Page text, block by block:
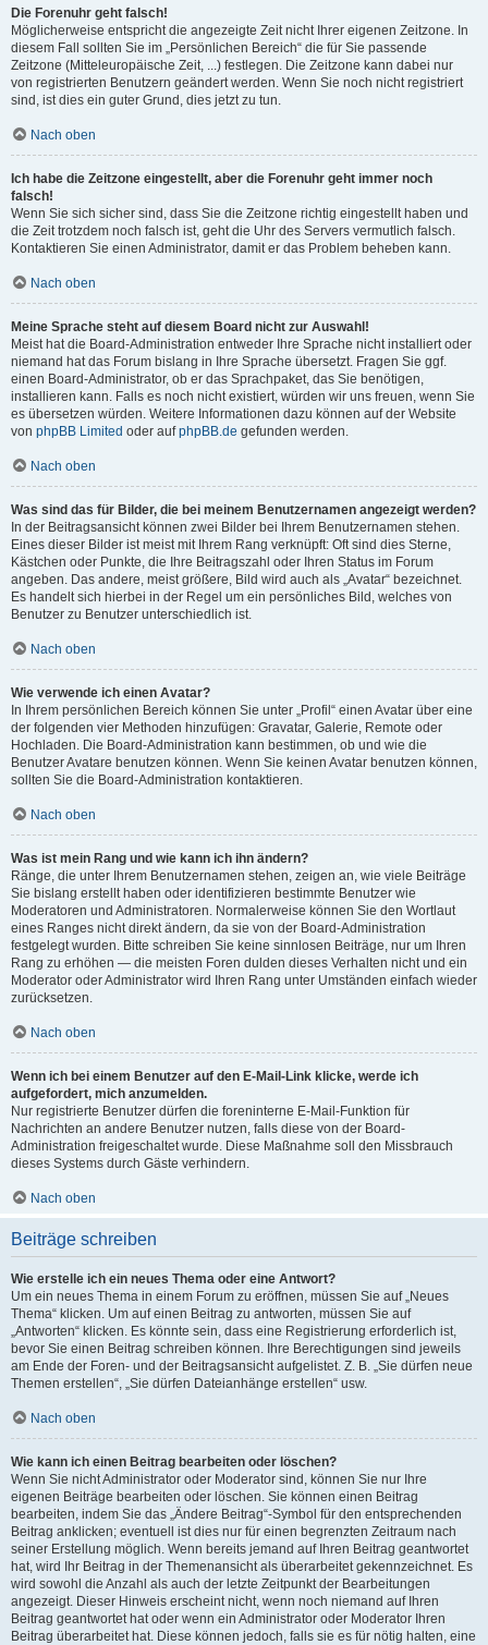
Die Forenuhr geht falsch!
Möglicherweise entspricht die angezeigte Zeit nicht Ihrer eigenen Zeitzone. In
diesem Fall sollten Sie im „Persönlichen Bereich“ die für Sie passende
Zeitzone (Mitteleuropäische Zeit, ...) festlegen. Die Zeitzone kann dabei nur
von registrierten Benutzern geändert werden. Wenn Sie noch nicht registriert
sind, ist dies ein guter Grund, dies jetzt zu tun.
Nach oben
Ich habe die Zeitzone eingestellt, aber die Forenuhr geht immer noch
falsch!
Wenn Sie sich sicher sind, dass Sie die Zeitzone richtig eingestellt haben und
die Zeit trotzdem noch falsch ist, geht die Uhr des Servers vermutlich falsch.
Kontaktieren Sie einen Administrator, damit er das Problem beheben kann.
Nach oben
Meine Sprache steht auf diesem Board nicht zur Auswahl!
Meist hat die Board-Administration entweder Ihre Sprache nicht installiert oder
niemand hat das Forum bislang in Ihre Sprache übersetzt. Fragen Sie ggf.
einen Board-Administrator, ob er das Sprachpaket, das Sie benötigen,
installieren kann. Falls es noch nicht existiert, würden wir uns freuen, wenn Sie
es übersetzen würden. Weitere Informationen dazu können auf der Website
von phpBB Limited oder aufphpBB.de gefunden werden.
Nach oben
Was sind das für Bilder, die bei meinem Benutzernamen angezeigt werden?
In der Beitragsansicht können zwei Bilder bei Ihrem Benutzernamen stehen.
Eines dieser Bilder ist meist mit Ihrem Rang verknüpft: Oft sind dies Sterne,
Kästchen oder Punkte, die Ihre Beitragszahl oder Ihren Status im Forum
angeben. Das andere, meist größere, Bild wird auch als „Avatar“ bezeichnet.
Es handelt sich hierbei in der Regel um ein persönliches Bild, welches von
Benutzer zu Benutzer unterschiedlich ist.
Nach oben
Wie verwende ich einen Avatar?
In Ihrem persönlichen Bereich können Sie unter „Profil“ einen Avatar über eine
der folgenden vier Methoden hinzufügen: Gravatar, Galerie, Remote oder
Hochladen. Die Board-Administration kann bestimmen, ob und wie die
Benutzer Avatare benutzen können. Wenn Sie keinen Avatar benutzen können,
sollten Sie die Board-Administration kontaktieren.
Nach oben
Was ist mein Rang und wie kann ich ihn ändern?
Ränge, die unter Ihrem Benutzernamen stehen, zeigen an, wie viele Beiträge
Sie bislang erstellt haben oder identifizieren bestimmte Benutzer wie
Moderatoren und Administratoren. Normalerweise können Sie den Wortlaut
eines Ranges nicht direkt ändern, da sie von der Board-Administration
festgelegt wurden. Bitte schreiben Sie keine sinnlosen Beiträge, nur um Ihren
Rang zu erhöhen — die meisten Foren dulden dieses Verhalten nicht und ein
Moderator oder Administrator wird Ihren Rang unter Umständen einfach wieder
zurücksetzen.
Nach oben
Wenn ich bei einem Benutzer auf den E-Mail-Link klicke, werde ich
aufgefordert, mich anzumelden.
Nur registrierte Benutzer dürfen die foreninterne E-Mail-Funktion für
Nachrichten an andere Benutzer nutzen, falls diese von der Board-
Administration freigeschaltet wurde. Diese Maßnahme soll den Missbrauch
dieses Systems durch Gäste verhindern.
Nach oben
Beiträge schreiben
Wie erstelle ich ein neues Thema oder eine Antwort?
Um ein neues Thema in einem Forum zu eröffnen, müssen Sie auf „Neues
Thema“ klicken. Um auf einen Beitrag zu antworten, müssen Sie auf
„Antworten“ klicken. Es könnte sein, dass eine Registrierung erforderlich ist,
bevor Sie einen Beitrag schreiben können. Ihre Berechtigungen sind jeweils
am Ende der Foren- und der Beitragsansicht aufgelistet. Z. B. „Sie dürfen neue
Themen erstellen“, „Sie dürfen Dateianhänge erstellen“ usw.
Nach oben
Wie kann ich einen Beitrag bearbeiten oder löschen?
Wenn Sie nicht Administrator oder Moderator sind, können Sie nur Ihre
eigenen Beiträge bearbeiten oder löschen. Sie können einen Beitrag
bearbeiten, indem Sie das „Ändere Beitrag“-Symbol für den entsprechenden
Beitrag anklicken; eventuell ist dies nur für einen begrenzten Zeitraum nach
seiner Erstellung möglich. Wenn bereits jemand auf Ihren Beitrag geantwortet
hat, wird Ihr Beitrag in der Themenansicht als überarbeitet gekennzeichnet. Es
wird sowohl die Anzahl als auch der letzte Zeitpunkt der Bearbeitungen
angezeigt. Dieser Hinweis erscheint nicht, wenn noch niemand auf Ihren
Beitrag geantwortet hat oder wenn ein Administrator oder Moderator Ihren
Beitrag überarbeitet hat. Diese können jedoch, falls sie es für nötig halten, eine